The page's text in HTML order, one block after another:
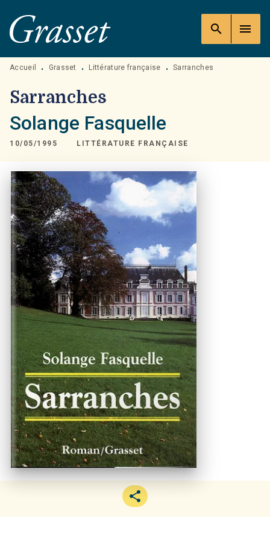
MENU RECHERCHE
PIED DE PAGE
search menu
Accueil • Grasset • Littérature française • Sarranches
Sarranches
Solange Fasquelle
10/05/1995 LITTÉRATURE FRANÇAISE